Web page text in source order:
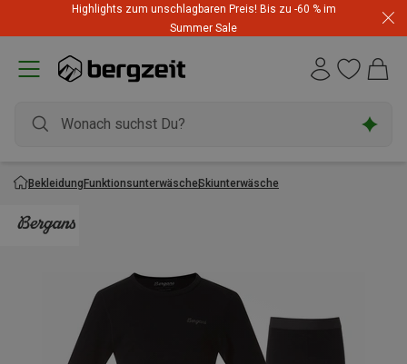
Highlights zum unschlagbaren Preis! Bis zu -60 % im
Summer Sale
BekleidungFunktionsunterwäscheSkiunterwäsche